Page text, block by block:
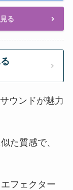
る
ウンドが魅力
た質感で、
フェクター